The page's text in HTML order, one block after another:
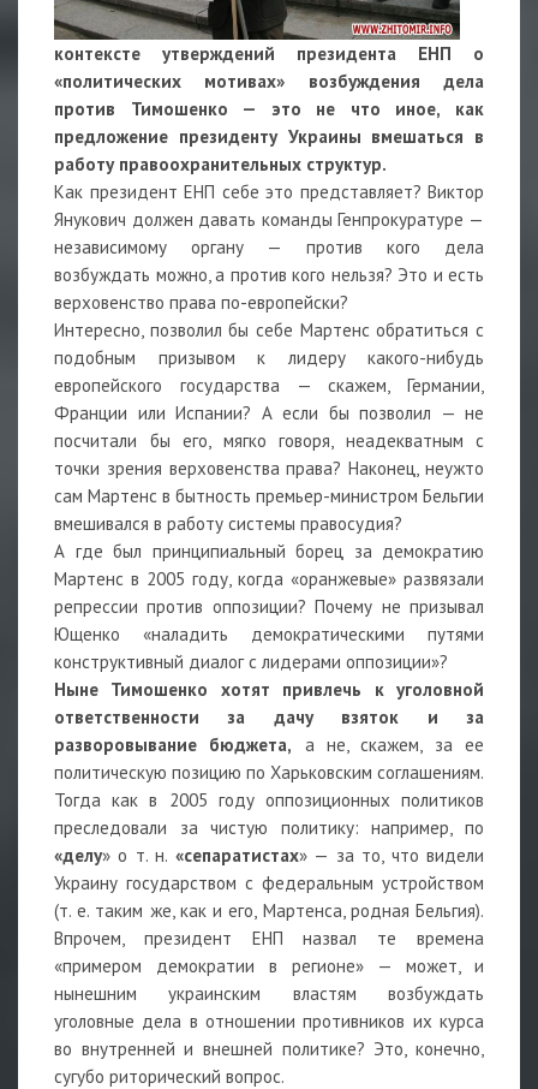
контексте утверждений президента ЕНП о
«политических мотивах» возбуждения дела
против Тимошенко — это не что иное, как
предложение президенту Украины вмешаться в
работу правоохранительных структур.
Как президент ЕНП себе это представляет? Виктор
Янукович должен давать команды Генпрокуратуре —
независимому органу — против кого дела
возбуждать можно, а против кого нельзя? Это и есть
верховенство права по-европейски?
Интересно, позволил бы себе Мартенс обратиться с
подобным призывом к лидеру какого-нибудь
европейского государства — скажем, Германии,
Франции или Испании? А если бы позволил — не
посчитали бы его, мягко говоря, неадекватным с
точки зрения верховенства права? Наконец, неужто
сам Мартенс в бытность премьер-министром Бельгии
вмешивался в работу системы правосудия?
А где был принципиальный борец за демократию
Мартенс в 2005 году, когда «оранжевые» развязали
репрессии против оппозиции? Почему не призывал
Ющенко «наладить демократическими путями
конструктивный диалог с лидерами оппозиции»?
Ныне Тимошенко хотят привлечь к уголовной
ответственности за дачу взяток и за
разворовывание бюджета, а не, скажем, за ее
политическую позицию по Харьковским соглашениям.
Тогда как в 2005 году оппозиционных политиков
преследовали за чистую политику: например, по
«делу» о т. н. «сепаратистах» — за то, что видели
Украину государством с федеральным устройством
(т. е. таким же, как и его, Мартенса, родная Бельгия).
Впрочем, президент ЕНП назвал те времена
«примером демократии в регионе» — может, и
нынешним украинским властям возбуждать
уголовные дела в отношении противников их курса
во внутренней и внешней политике? Это, конечно,
сугубо риторический вопрос.